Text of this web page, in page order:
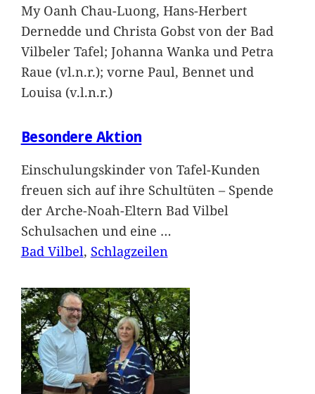
My Oanh Chau-Luong, Hans-Herbert
Dernedde und Christa Gobst von der Bad
Vilbeler Tafel; Johanna Wanka und Petra
Raue (vl.n.r.); vorne Paul, Bennet und
Louisa (v.l.n.r.)
Besondere Aktion
Einschulungskinder von Tafel-Kunden
freuen sich auf ihre Schultüten – Spende
der Arche-Noah-Eltern Bad Vilbel
Schulsachen und eine …
Bad Vilbel, Schlagzeilen